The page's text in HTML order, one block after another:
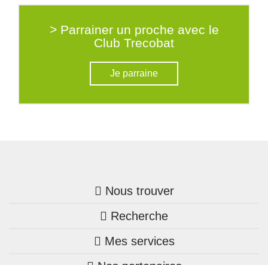
> Parrainer un proche avec le
Club Trecobat
Je parraine
Nous trouver
Trouver une agence
Bretagne
Recherche
Nos annonces
Mes services